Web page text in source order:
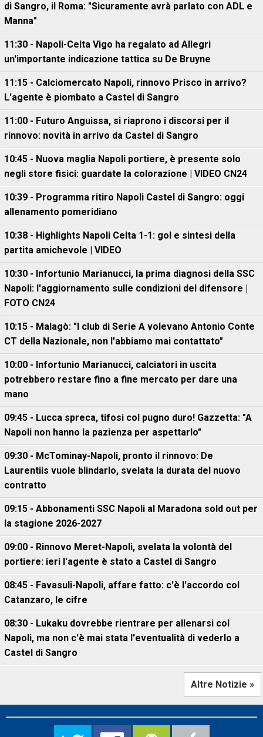
di Sangro, il Roma: "Sicuramente avrà parlato con ADL e
Manna"
11:30 - Napoli-Celta Vigo ha regalato ad Allegri
un'importante indicazione tattica su De Bruyne
11:15 - Calciomercato Napoli, rinnovo Prisco in arrivo?
L'agente è piombato a Castel di Sangro
11:00 - Futuro Anguissa, si riaprono i discorsi per il
rinnovo: novità in arrivo da Castel di Sangro
10:45 - Nuova maglia Napoli portiere, è presente solo
negli store fisici: guardate la colorazione | VIDEO CN24
10:39 - Programma ritiro Napoli Castel di Sangro: oggi
allenamento pomeridiano
10:38 - Highlights Napoli Celta 1-1: gol e sintesi della
partita amichevole | VIDEO
10:30 - Infortunio Marianucci, la prima diagnosi della SSC
Napoli: l'aggiornamento sulle condizioni del difensore |
FOTO CN24
10:15 - Malagò: "I club di Serie A volevano Antonio Conte
CT della Nazionale, non l'abbiamo mai contattato"
10:00 - Infortunio Marianucci, calciatori in uscita
potrebbero restare fino a fine mercato per dare una
mano
09:45 - Lucca spreca, tifosi col pugno duro! Gazzetta: "A
Napoli non hanno la pazienza per aspettarlo"
09:30 - McTominay-Napoli, pronto il rinnovo: De
Laurentiis vuole blindarlo, svelata la durata del nuovo
contratto
09:15 - Abbonamenti SSC Napoli al Maradona sold out per
la stagione 2026-2027
09:00 - Rinnovo Meret-Napoli, svelata la volontà del
portiere: ieri l'agente è stato a Castel di Sangro
08:45 - Favasuli-Napoli, affare fatto: c'è l'accordo col
Catanzaro, le cifre
08:30 - Lukaku dovrebbe rientrare per allenarsi col
Napoli, ma non c'è mai stata l'eventualità di vederlo a
Castel di Sangro
Altre Notizie »